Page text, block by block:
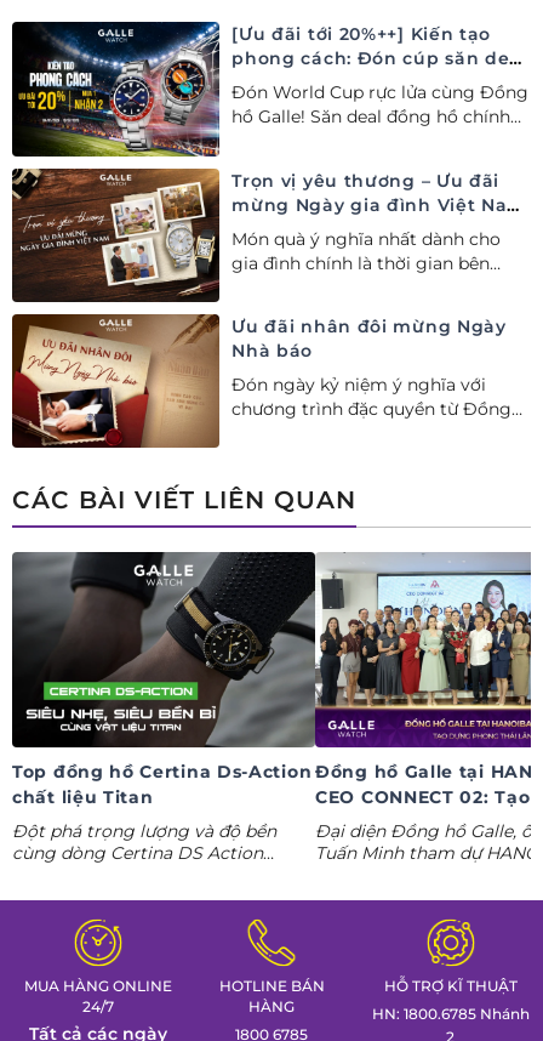
[Ưu đãi tới 20%++] Kiến tạo
phong cách: Đón cúp săn deal
– Siêu ưu đãi đồng hành cùng
World Cup
Đón World Cup rực lửa cùng Đồng
hồ Galle! Săn deal đồng hồ chính
Trọn vị yêu thương – Ưu đãi
mừng Ngày gia đình Việt Nam
28/06
Món quà ý nghĩa nhất dành cho
gia đình chính là thời gian bên
Gia đình Việt Nam.
Ưu đãi nhân đôi mừng Ngày
Nhà báo
Đón ngày kỷ niệm ý nghĩa với
chương trình đặc quyền từ Đồng
CÁC BÀI VIẾT LIÊN QUAN
Top đồng hồ Certina Ds-Action
chất liệu Titan
Đột phá trọng lượng và độ bền
cùng dòng Certina DS Action
tác thể thao cá tính nhất trong
Tuần lễ đồng hồ Thụy Sỹ cùng
Đồng hồ Galle!
Đồng hồ Galle tại
CEO CONNECT 02: Tạo
phong thái lãnh đạo kỷ
nguyên AI
Đại diện Đồng hồ Galle,
Tuấn Minh tham dự
gian trưng bày đồng hồ
định hình phong thái lãnh
MUA HÀNG ONLINE
24/7
Tất cả các ngày
HOTLINE BÁN
HÀNG
1800 6785
HỖ TRỢ KĨ THUẬT
HN: 1800.6785 Nhánh
2